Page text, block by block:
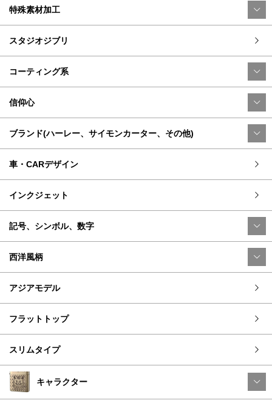
特殊素材加工
スタジオジブリ
コーティング系
信仰心
ブランド(ハーレー、サイモンカーター、その他)
車・CARデザイン
インクジェット
記号、シンボル、数字
西洋風柄
アジアモデル
フラットトップ
スリムタイプ
キャラクター